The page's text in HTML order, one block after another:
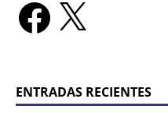
ENTRADAS RECIENTES